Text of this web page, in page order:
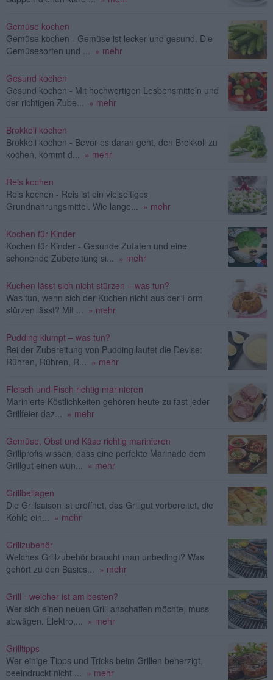
Gemüse kochen
Gemüse kochen - Gemüse ist lecker und gesund. Die
Gemüsesorten und ... » mehr
Gesund kochen
Gesund kochen - Mit hochwertigen Lesbensmitteln und
der richtigen Zube... » mehr
Brokkoli kochen
Brokkoli kochen - Bevor es daran geht, den Brokkoli zu
kochen, kommt d... » mehr
Reis kochen
Reis kochen - Reis ist ein vielseitiges
Grundnahrungsmittel. Wie lange... » mehr
Kochen für Kinder
Kochen für Kinder - Gesunde Zutaten und eine
schonende Zubereitung si... » mehr
Kuchen lässt sich nicht stürzen – was tun?
Was tun, wenn sich der Kuchen nicht aus der Form
stürzen lässt? Mit ... » mehr
Pudding klumpt – was tun?
Bei der Zubereitung von Pudding lautet die Devise:
Rühren, Rühren, R... » mehr
Fleisch und Fisch richtig marinieren
Marinierte Köstlichkeiten gehören heute zu fast jeder
Grillfeier daz... » mehr
Gemüse, Obst und Käse richtig marinieren
Grillprofis wissen, dass eine perfekte Marinade dem
Grillgut einen wun... » mehr
Grillbeilagen
Die Grillsaison ist eröffnet, das Grillgut vorbereitet, die
Kohle ein... » mehr
Grillzubehör
Welches Grillzubehör braucht man unbedingt? Was
gehört zu den Basics... » mehr
Grill - welcher ist am besten?
Wer sich einen neuen Grill anschaffen möchte, muss
abwägen. Elektro,... » mehr
Grilltipps
Wer einige Tipps und Tricks beim Grillen beherzigt,
beeindruckt nicht ... » mehr